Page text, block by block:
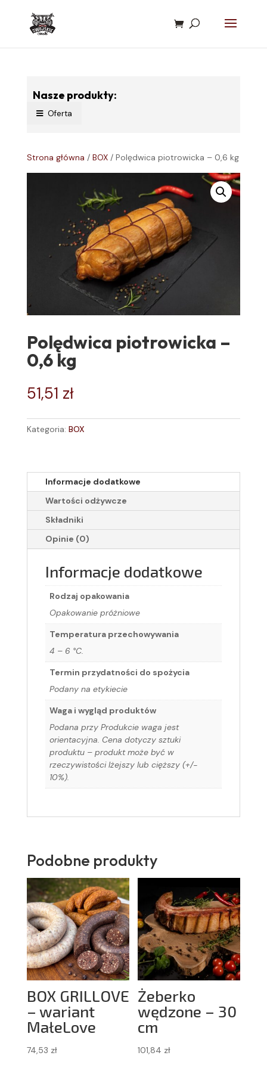
Nasze produkty:
Oferta
Strona główna / BOX/ Polędwica piotrowicka – 0,6 kg
Polędwica piotrowicka –
0,6 kg
51,51 zł
Kategoria: BOX
Informacje dodatkowe
Wartości odżywcze
Składniki
Opinie (0)
Informacje dodatkowe
Rodzaj opakowania
Opakowanie próżniowe
Temperatura przechowywania
4 – 6 °C.
Termin przydatności do spożycia
Podany na etykiecie
Waga i wygląd produktów
Podana przy Produkcie waga jest
orientacyjna. Cena dotyczy sztuki
produktu – produkt może być w
rzeczywistości lżejszy lub cięższy (+/-
10%).
Podobne produkty
BOX GRILLOVE
– wariant
MałeLove
74,53 zł
Żeberko
wędzone – 30
cm
101,84 zł